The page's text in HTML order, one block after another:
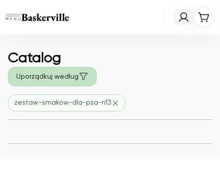
Catalog
Uporządkuj według
zestaw-smakow-dla-psa-n13